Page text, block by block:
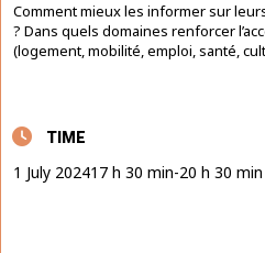
Comment mieux les informer sur
? Dans quels domaines renforcer
(logement, mobilité, emploi, santé,
TIME
1 July 202417 h 30 min-20 h 30 min